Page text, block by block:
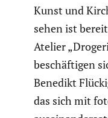
Kunst und
sehen ist
Atelier
beschäf­tigen
Benedikt
das sich mit